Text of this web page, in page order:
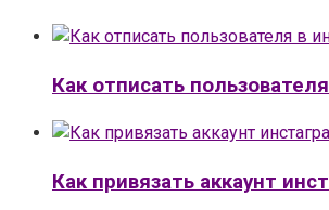
Как отписать
Как привязать аккаунт